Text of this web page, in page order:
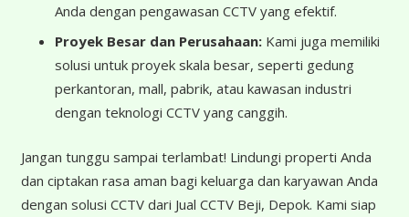
Anda dengan pengawasan CCTV yang efektif.
Proyek Besar dan Perusahaan: Kami juga memiliki
solusi untuk proyek skala besar, seperti gedung
perkantoran, mall, pabrik, atau kawasan industri
dengan teknologi CCTV yang canggih.
Jangan tunggu sampai terlambat! Lindungi properti Anda
dan ciptakan rasa aman bagi keluarga dan karyawan Anda
dengan solusi CCTV dari Jual CCTV Beji, Depok. Kami siap